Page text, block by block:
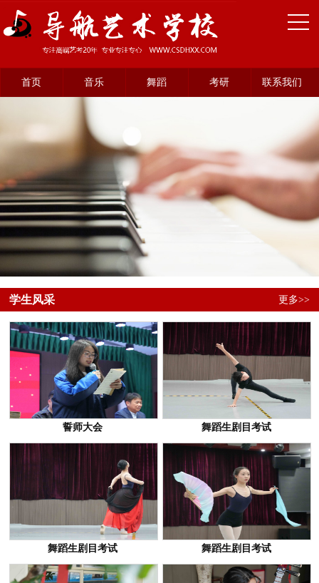
首页 音乐 舞蹈 考研 联系我们
学生风采 更多>>
誓师大会 舞蹈生剧目考试
舞蹈生剧目考试 舞蹈生剧目考试